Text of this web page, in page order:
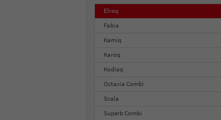
Elroq
Fabia
Kamiq
Karoq
Kodiaq
Octavia Combi
Scala
Superb Combi